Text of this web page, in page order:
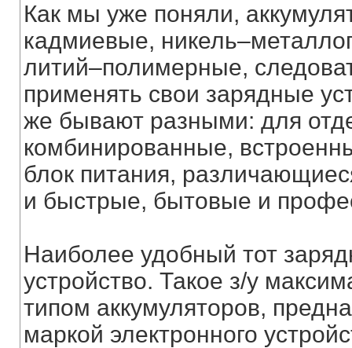
Как мы уже поняли,
кадмиевые,
литий–полимерные,
применять свои зарядные
же бывают разными: для
комбинированные,
блок питания,
и быстрые, бытовые и
Наиболее удобный тот
устройство. Такое з/у
типом аккумуляторов,
маркой электронного